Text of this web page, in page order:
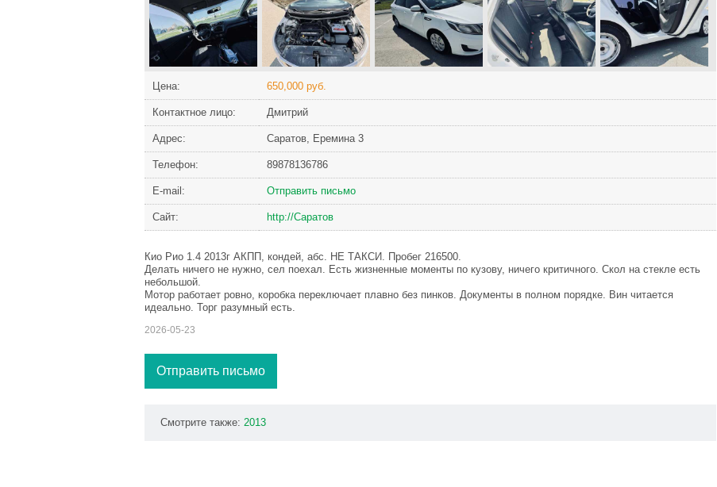
Цена: 650,000 руб.
Контактное лицо: Дмитрий
Адрес: Саратов, Еремина 3
Телефон: 89878136786
Е-mail: Отправить письмо
Сайт: http://Саратов
Кио Рио 1.4 2013г АКПП, кондей, абс. НЕ ТАКСИ. Пробег 216500.
Делать ничего не нужно, сел поехал. Есть жизненные моменты по кузову, ничего критичного. Скол на стекле есть
небольшой.
Мотор работает ровно, коробка переключает плавно без пинков. Документы в полном порядке. Вин читается
идеально. Торг разумный есть.
2026-05-23
Отправить письмо
Смотрите также: 2013